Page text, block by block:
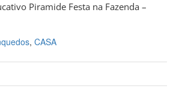
Piramide Festa na Fazenda –
, CASA